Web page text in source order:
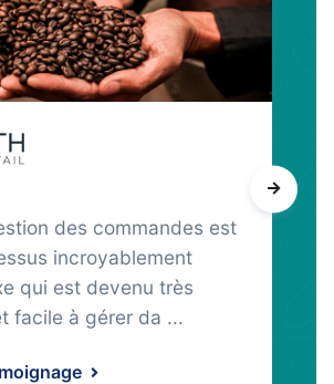
des commandes est
incroyablement
qui est devenu très
facile à gérer da ...